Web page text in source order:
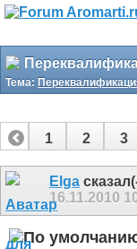
Тема:
1 2 3
Elga
16.11.2010